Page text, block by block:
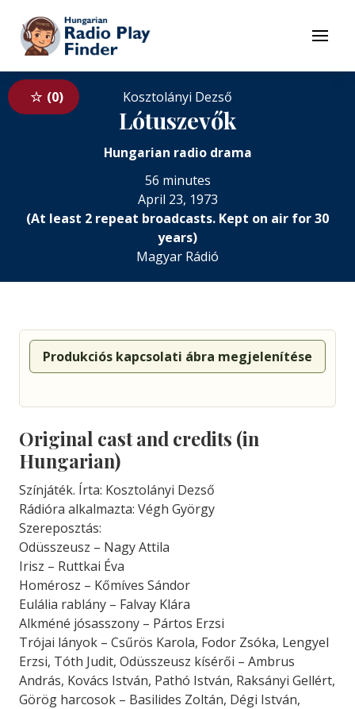
To contents
Menu
0 Kosztolányi Dezső
Lótuszevők
Hungarian radio drama
56 minutes
April 23, 1973
(At least 2 repeat broadcasts. Kept on air for 30
years)
Magyar Rádió
Produkciós kapcsolati ábra megjelenítése
Original cast and credits (in
Hungarian)
Színjáték. Írta: Kosztolányi Dezső
Rádióra alkalmazta: Végh György
Szereposztás:
Odüsszeusz – Nagy Attila
Irisz – Ruttkai Éva
Homérosz – Kőmíves Sándor
Eulália rablány – Falvay Klára
Alkméné jósasszony – Pártos Erzsi
Trójai lányok – Csűrös Karola, Fodor Zsóka, Lengyel
Erzsi, Tóth Judit, Odüsszeusz kísérői – Ambrus
András, Kovács István, Pathó István, Raksányi Gellért,
Görög harcosok – Basilides Zoltán, Dégi István,